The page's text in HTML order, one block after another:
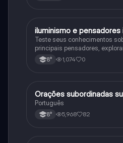
História
iluminismo e pensadores
Teste seus conhecimentos
principais pensadores,
impacto histórico.
8° 1,074 0
Português
Orações subordinadas
Português
8° 5,968 82